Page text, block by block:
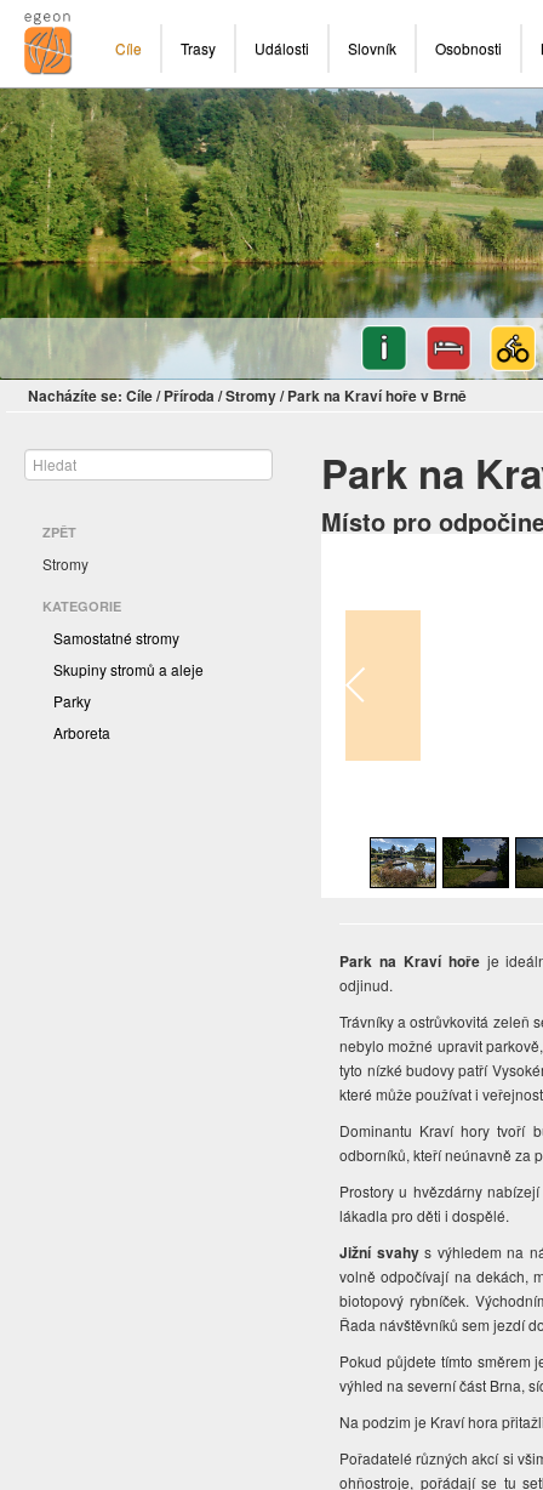
Cíle Trasy Události Slovník Osobnosti
Nacházíte se: Cíle/ Příroda/Stromy/ Park na Kraví hoře v Brně
ZPĚT
Stromy
KATEGORIE
Samostatné stromy
Skupiny stromů a aleje
Parky
Arboreta
Park na
Místo pro
Park na Kraví hořeje
odjinud.
Trávníky a ostrůvkovitá zeleň
nebylo možné upravit
tyto nízké budovy patří
které může používat i
Dominantu Kraví hory tvoří
odborníků, kteří neúnavně za
Prostory u hvězdárny
lákadla pro děti i dospělé.
Jižní svahys výhledem na
volně odpočívají na dekách,
biotopový rybníček.
Řada návštěvníků sem jezdí
Pokud půjdete tímto směrem
výhled na severní část Brna,
Na podzim je Kraví hora
Pořadatelé různých akcí si
ohňostroje, pořádají se tu